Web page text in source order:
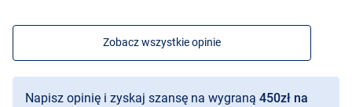
Zobacz wszystkie opinie
Napisz opinię i zyskaj szansę na wygraną 450zł na